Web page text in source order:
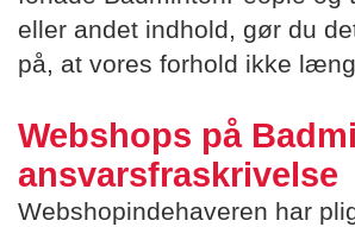
eller andet indhold, gør du
på, at vores forhold ikke
Webshops på
ansvarsfraskrivelse
Webshopindehaveren har